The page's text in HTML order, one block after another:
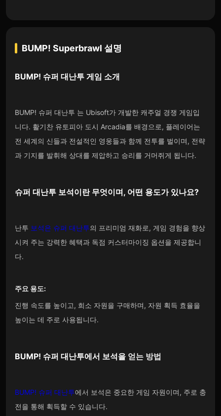
BUMP! Superbrawl 설명
BUMP! 슈퍼 대난투게임 소개
BUMP! 슈퍼 대난투 는 Ubisoft가 개발한 캐주얼 경쟁 게임입
니다. 활기찬 유토피아 도시 Arcadia를 배경으로, 플레이어는
전 세계의 신들과 전설적인 영웅들과 함께 전투를 벌이며, 전략
과 기지를 발휘해 상대를 제압하고 승리를 거머쥐게 됩니다.
슈퍼 대난투 보석이란 무엇이며, 어떤 용도가 있나요?
난투 보석은 슈퍼 대난투의 프리미엄 재화로, 게임 경험을 향상
시켜 주는 강력한 혜택과 독점 커스터마이징 옵션을 제공합니
다.
주요 용도:
진행 속도를 높이고, 희소 자원을 구매하며, 자원 획득 효율을
높이는 데 주로 사용됩니다.
BUMP! 슈퍼 대난투에서 보석을얻는 방법
BUMP! 슈퍼 대난투에서 보석은 중요한 게임 자원이며, 주로 충
전을 통해 획득할 수 있습니다.